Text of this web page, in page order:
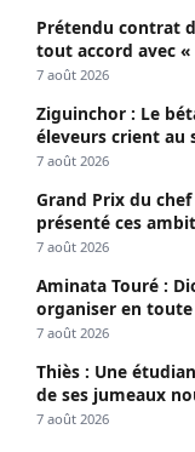
Prétendu contrat
tout accord avec
poursuites
7 août 2026
Ziguinchor : Le
éleveurs crient au
7 août 2026
Grand Prix du chef
présenté ces
7 août 2026
Aminata Touré :
organiser en
7 août 2026
Thiès : Une
de ses jumeaux
7 août 2026